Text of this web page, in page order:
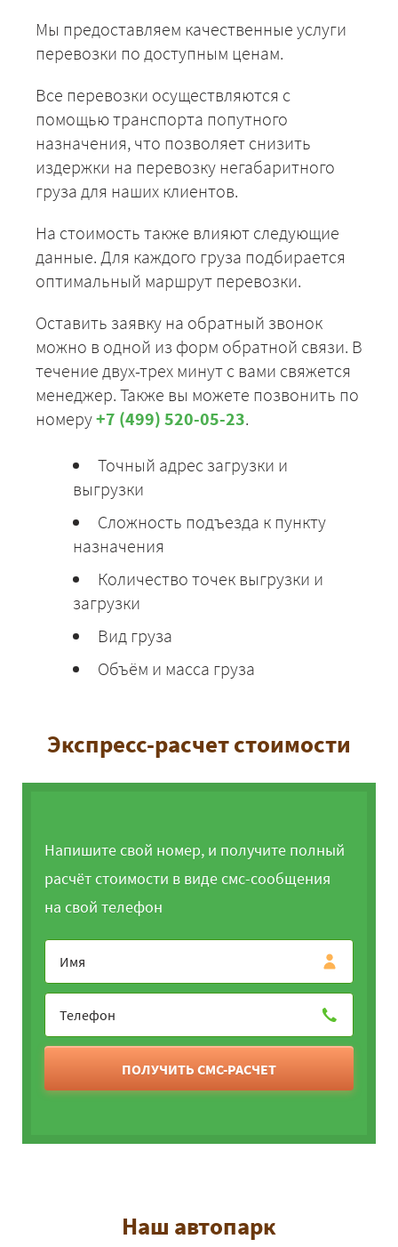
Мы предоставляем качественные услуги
перевозки по доступным ценам.
Все перевозки осуществляются с
помощью транспорта попутного
назначения, что позволяет снизить
издержки на перевозку негабаритного
груза для наших клиентов.
На стоимость также влияют следующие
данные. Для каждого груза подбирается
оптимальный маршрут перевозки.
Оставить заявку на обратный звонок
можно в одной из форм обратной связи. В
течение двух-трех минут с вами свяжется
менеджер. Также вы можете позвонить по
номеру+7 (499) 520-05-23.
Точный адрес загрузки и
выгрузки
Сложность подъезда к пункту
назначения
Количество точек выгрузки и
загрузки
Вид груза
Объём и масса груза
Экспресс-расчет стоимости
Напишите свой номер, и получите полный
расчёт стоимости в виде смс-сообщения
на свой телефон
ПОЛУЧИТЬ СМС-РАСЧЕТ
Наш автопарк